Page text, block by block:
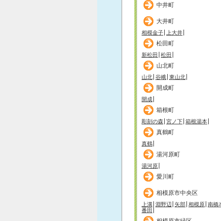
中井町
大井町
相模金子 上大井
松田町
新松田 松田
山北町
山北 谷峨 東山北
開成町
開成
箱根町
彫刻の森 宮ノ下 箱根湯本
真鶴町
真鶴
湯河原町
湯河原
愛川町
相模原市中央区
上溝 淵野辺 矢部 相模原 南橋
番田